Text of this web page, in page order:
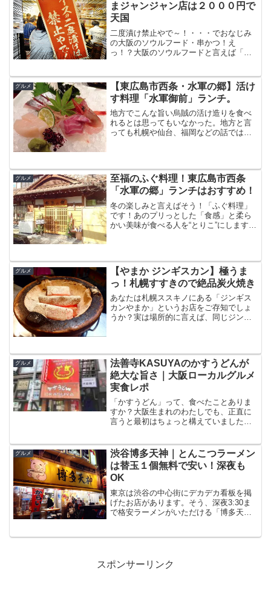
まジャンジャン店は２０００円で
天国
二度漬け禁止やで～！・・・でおなじみ
の大阪のソウルフード・串かつ！え
っ！？大阪のソウルフードと言えば「お
ど「串かつ」のお店が多いんです。特に
通天閣のある新世界エリアにい...
グルメ
【東広島市西条・水軍の郷】活け
す料理「水軍御前」ランチ。
地方でこんな旨い烏賊の活け造りを食べ
れるとは思ってもいなかった。地方と言
っても札幌や仙台、福岡などの話ではな
兵庫県の「灘」、京都府の...
グルメ
至福のふぐ料理！東広島市西条
「水軍の郷」ランチはおすすめ！
冬の楽しみと言えばそう！「ふぐ料理」
です！あのプリっとした「食感」と柔ら
かい美味が食べる人を“とりこ”にしますよ
西条にある水軍の郷を...
グルメ
【やまか ジンギスカン】極うま
っ！札幌すすきので絶品炭火焼き
あなたは札幌ススキノにある「ジンギス
カンやまか」というお店をご存知でしょ
うか？実は場所的に言えば、同じジンギ
さんも炭焼きで極上ジンギ...
グルメ
法善寺KASUYAのかすうどんが
絶大な旨さ｜大阪ローカルグルメ
実食レポ
「かすうどん」って、食べたことありま
すか？大阪生まれのわたしでも、正直に
言うと最初はちょっと構えていました。
だろうって。でも一口食べた瞬間、
「あ、これはやばい」と思いま...
グルメ
渋谷博多天神｜とんこつラーメン
は替玉１個無料で安い！深夜も
OK
東京は渋谷の中心街にデカデカ看板を掲
げたお店があります。そう、深夜3:30ま
で格安ラーメンがいただける「博多天
て提供しているお店なんですよね。ここ
スポンサーリンク